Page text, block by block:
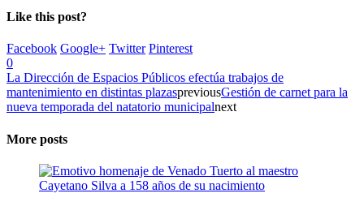
Like this post?
Facebook Google+ Twitter Pinterest
0
La Dirección de Espacios Públicos efectúa trabajos de
mantenimiento en distintas plazaspreviousGestión de carnet para la
nueva temporada del natatorio municipalnext
More posts